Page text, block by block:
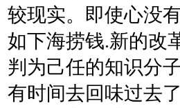
较现实。即使心没
如下海捞钱.新的改
判为己任的知识分
有时间去回味过去